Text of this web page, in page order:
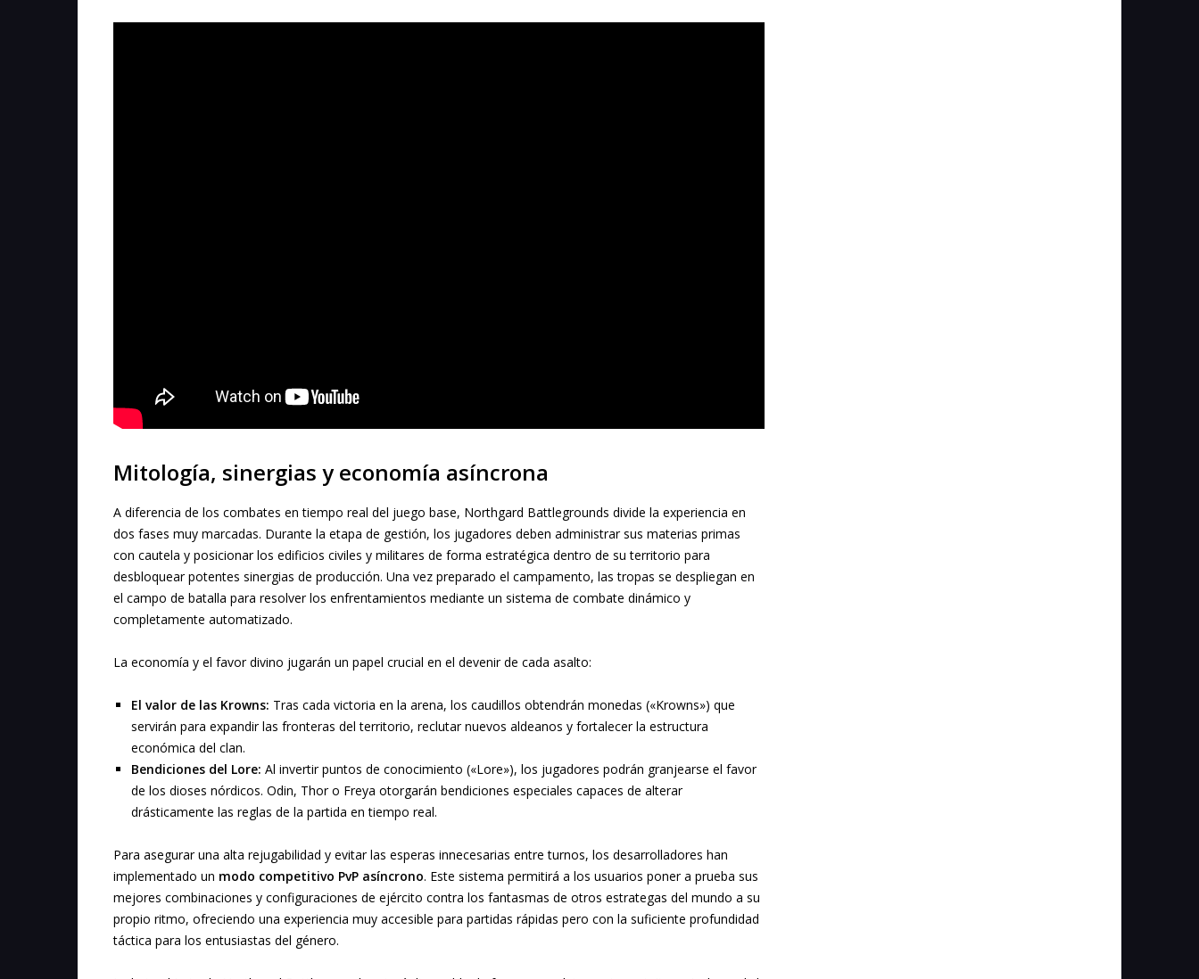
Mitología, sinergias y economía asíncrona
A diferencia de los combates en tiempo real del juego base, Northgard Battlegrounds divide la experiencia en
dos fases muy marcadas. Durante la etapa de gestión, los jugadores deben administrar sus materias primas
con cautela y posicionar los edificios civiles y militares de forma estratégica dentro de su territorio para
desbloquear potentes sinergias de producción. Una vez preparado el campamento, las tropas se despliegan en
el campo de batalla para resolver los enfrentamientos mediante un sistema de combate dinámico y
completamente automatizado.
La economía y el favor divino jugarán un papel crucial en el devenir de cada asalto:
El valor de las Krowns: Tras cada victoria en la arena, los caudillos obtendrán monedas («Krowns») que
servirán para expandir las fronteras del territorio, reclutar nuevos aldeanos y fortalecer la estructura
económica del clan.
Bendiciones del Lore: Al invertir puntos de conocimiento («Lore»), los jugadores podrán granjearse el favor
de los dioses nórdicos. Odin, Thor o Freya otorgarán bendiciones especiales capaces de alterar
drásticamente las reglas de la partida en tiempo real.
Para asegurar una alta rejugabilidad y evitar las esperas innecesarias entre turnos, los desarrolladores han
implementado un modo competitivo PvP asíncrono. Este sistema permitirá a los usuarios poner a prueba sus
mejores combinaciones y configuraciones de ejército contra los fantasmas de otros estrategas del mundo a su
propio ritmo, ofreciendo una experiencia muy accesible para partidas rápidas pero con la suficiente profundidad
táctica para los entusiastas del género.